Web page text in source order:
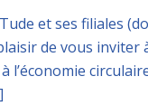
et ses filiales
de vous inviter
l’économie